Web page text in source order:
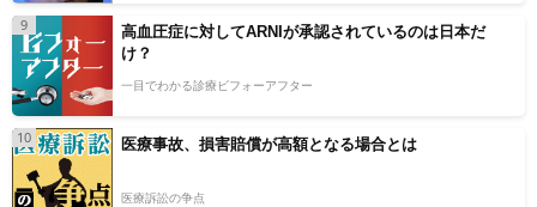
9
高血圧症に対してARNIが承認されているのは日本だ
け？
一目でわかる診療ビフォーアフター
10 医療事故、損害賠償が高額となる場合とは
医療訴訟の争点